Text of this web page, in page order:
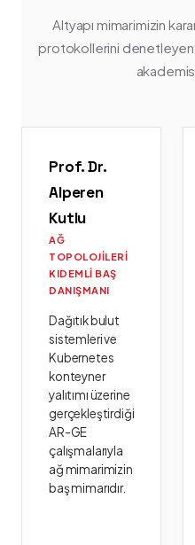
Altyapı mimarimizin
protokollerini denetleyen
Prof. Dr.
Alperen
Kutlu
AĞ
TOPOLOJILERI
KIDEMLI BAŞ
DANIŞMANI
Dağıtık bulut
sistemleri ve
Kubernetes
konteyner
yalıtımı üzerine
gerçekleştirdiği
AR-GE
çalışmalarıyla
ağ mimarimizin
baş mimarıdır.